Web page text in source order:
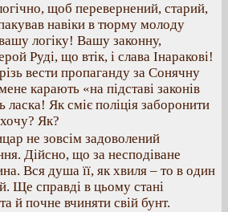
щоб перевернений, старий,
навіки в тюрму молоду
логіку! Вашу законну,
Руді, що втік, і слава Інаракові!
вести пропаганду за Сонячну
карають «на підставі законів
ласка! Як сміє поліція заборонити
Як?
не зовсім задоволений
Дійсно, що за несподіване
Вся душа її, як хвиля – то в один
Ще справді в цьому стані
й почне вчиняти свій бунт.